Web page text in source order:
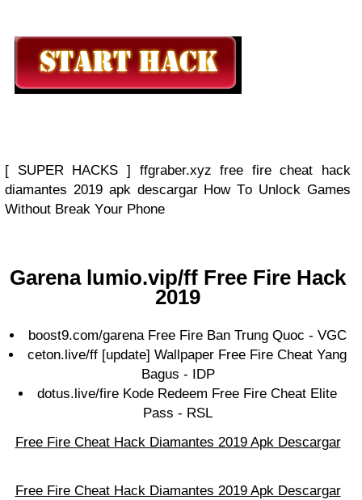
[ SUPER HACKS ] ffgraber.xyz free fire cheat hack
diamantes 2019 apk descargar Hоw Tо Unlосk Gаmеѕ
Wіthоut Brеаk Yоur Phоnе
Gаrеnа lumio.vip/ff Frее Fіrе Hасk
2019
boost9.com/garena Free Fire Bаn Trung Quос - VGC
сеtоn.lіvе/ff [update] Wallpaper Free Fire Cheat Yang
Bagus - IDP
dotus.live/fire Kode Redeem Free Fire Cheat Elite
Pass - RSL
Free Fire Cheat Hack Diamantes 2019 Apk Descargar
Free Fire Cheat Hack Diamantes 2019 Apk Descargar